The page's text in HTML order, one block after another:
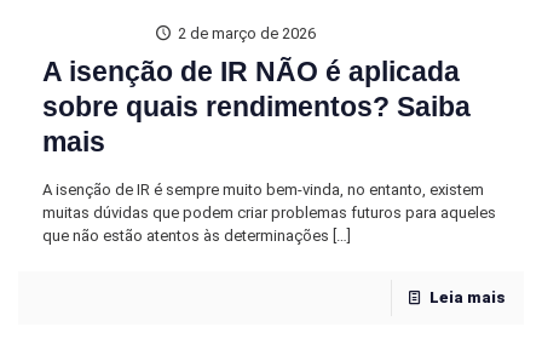
2 de março de 2026
A isenção de IR NÃO é aplicada
sobre quais rendimentos? Saiba
mais
A isenção de IR é sempre muito bem-vinda, no entanto, existem
muitas dúvidas que podem criar problemas futuros para aqueles
que não estão atentos às determinações […]
Leia mais